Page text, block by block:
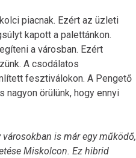
piacnak. Ezért az üzleti
kapott a palettánkon.
a városban. Ezért
A csodálatos
fesztiválokon. A Pengető
örülünk, hogy ennyi
is már egy működő,
Miskolcon. Ez hibrid